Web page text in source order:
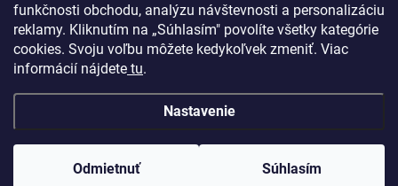
funkčnosti obchodu, analýzu návštevnosti a personalizáciu
reklamy. Kliknutím na „Súhlasím" povolíte všetky kategórie
cookies. Svoju voľbu môžete kedykoľvek zmeniť. Viac
informácií nájdete tu.
Nastavenie
Odmietnuť Súhlasím